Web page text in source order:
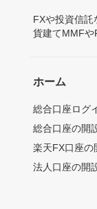
FXや投資信
貨建てMMFや
ホーム
総合口座ログ
総合口座の開
楽天FX口座の
法人口座の開